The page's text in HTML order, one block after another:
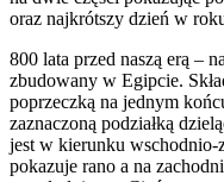
oraz najkrótszy dzień w
800 lata przed naszą erą –
zbudowany w Egipcie.
poprzeczką na jednym
zaznaczoną podziałką
jest w kierunku wschodnio-
pokazuje rano a na